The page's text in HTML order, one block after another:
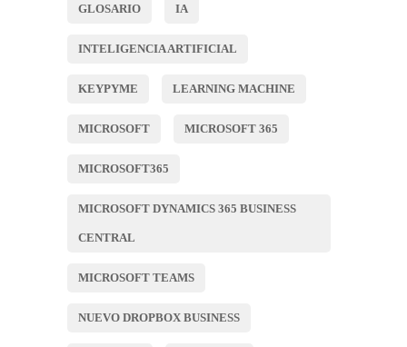
GLOSARIO IA
INTELIGENCIA ARTIFICIAL
KEYPYME LEARNING MACHINE
MICROSOFT MICROSOFT 365
MICROSOFT365
MICROSOFT DYNAMICS 365 BUSINESS
CENTRAL
MICROSOFT TEAMS
NUEVO DROPBOX BUSINESS